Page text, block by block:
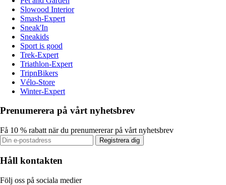
Slowood Interior
Smash-Expert
Sneak'In
Sneakids
Sport is good
Trek-Expert
Triathlon-Expert
TripnBikers
Vélo-Store
Winter-Expert
Prenumerera på vårt nyhetsbrev
Få 10 % rabatt när du prenumererar på vårt nyhetsbrev
Registrera dig
Håll kontakten
Följ oss på sociala medier